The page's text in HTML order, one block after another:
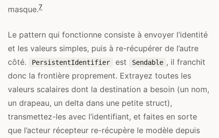
masque.7
Le pattern qui fonctionne consiste à envoyer l’identité
et les valeurs simples, puis à re-récupérer de l’autre
côté.
PersistentIdentifier est Sendable , il franchit
donc la frontière proprement. Extrayez toutes les
valeurs scalaires dont la destination a besoin (un nom,
un drapeau, un delta dans une petite struct),
transmettez-les avec l’identifiant, et faites en sorte
que l’acteur récepteur re-récupère le modèle depuis